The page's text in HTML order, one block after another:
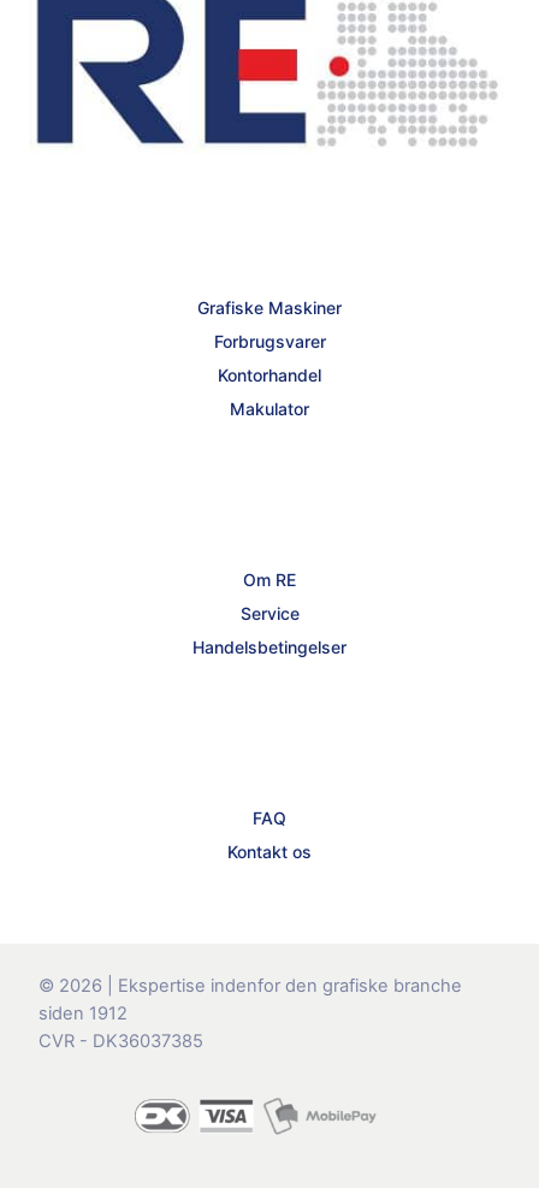
Grafiske Maskiner
Forbrugsvarer
Kontorhandel
Makulator
Om RE
Service
Handelsbetingelser
FAQ
Kontakt os
© 2026 | Ekspertise indenfor den grafiske branche
siden 1912
CVR - DK36037385